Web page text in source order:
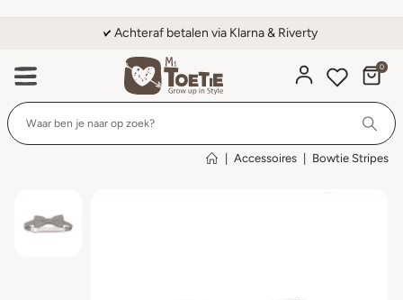
Achteraf betalen via Klarna & Riverty
0
Accessoires Bowtie Stripes